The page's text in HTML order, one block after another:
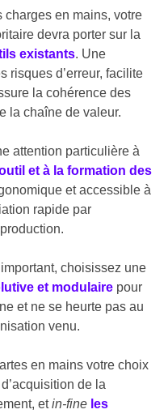
charges en mains, votre
devra porter sur la
existants. Une
risques d’erreur, facilite
la cohérence des
la chaîne de valeur.
attention particulière à
et à la formation des
et accessible à
rapide par
choisissez une
et modulaire pour
et ne se heurte pas au
venu.
en mains votre choix
de la
etin-fine les